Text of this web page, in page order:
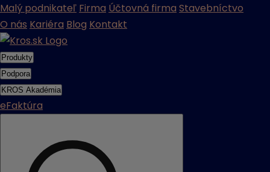
Malý podnikateľ Firma Účtovná firma Stavebníctvo
O nás Kariéra Blog Kontakt
Produkty
Podpora
KROS Akadémia
eFaktúra